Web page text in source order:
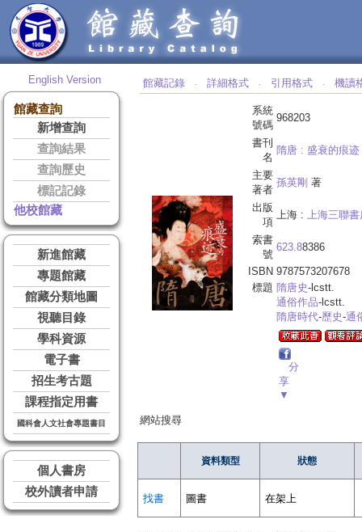
English Version
館藏查詢
新增查詢
查詢結果
查詢歷史
標記記錄
他校館藏
新進館藏
專題館藏
館藏分類地圖
視聽目錄
學科資源
電子書
招生考古題
課程指定用書
國科會人文社會專題書目
個人書房
校外讀者申請
館藏記錄 ‧ 詳細格式 ‧ 引用格式 ‧ 機讀
系統
號碼
968203
書刊
名
隋唐 : 盛衰的痕迹
主要
著者
孫英剛 著
出版
項
上海 : 上海三聯書
索書
號
623.88386
ISBN 9787573207678
標題 隋唐史-lcstt.
通俗作品-lcstt.
隋唐時代-歷史-通
分
享
▼
網站搜尋
資料類型 狀態
找書 圖書 在架上